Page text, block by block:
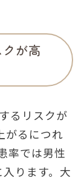
が高
るリスクが
がるにつれ
率では男性
ります。大